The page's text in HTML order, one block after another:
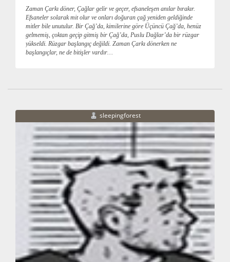
Zaman Çarkı döner, Çağlar gelir ve geçer, efsaneleşen anılar bırakır.
Efsaneler solarak mit olur ve onları doğuran çağ yeniden geldiğinde
mitler bile unutulur. Bir Çağ’da, kimilerine göre Üçüncü Çağ’da, henüz
gelmemiş, çoktan geçip gitmiş bir Çağ’da, Puslu Dağlar’da bir rüzgar
yükseldi. Rüzgar başlangıç değildi. Zaman Çarkı dönerken ne
başlangıçlar, ne de bitişler vardır…
sleepingforest